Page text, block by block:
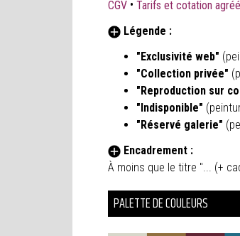
CGV • Tarifs et cotation
Légende :
"Exclusivité web"
"Collection privée"
"Reproduction sur
"Indisponible"
"Réservé galerie"
Encadrement :
À moins que le titre "... (+
PALETTE DE COULEURS